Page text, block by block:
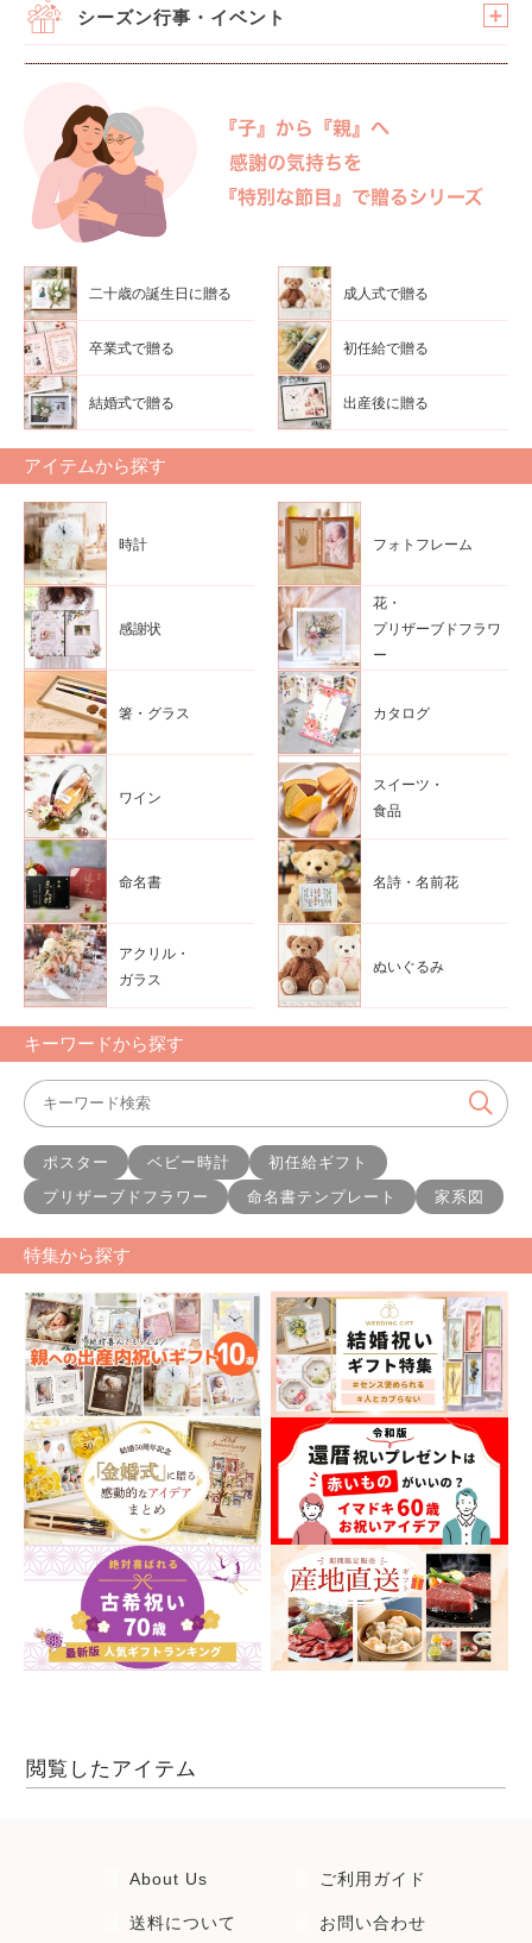
シーズン行事・イベント
二十歳の誕生日に贈る 成人式で贈る
卒業式で贈る 初任給で贈る
結婚式で贈る 出産後に贈る
アイテムから探す
時計 フォトフレーム
感謝状
花・
プリザーブドフラワ
ー
箸・グラス カタログ
ワイン
スイーツ・
食品
命名書 名詩・名前花
アクリル・
ガラス
ぬいぐるみ
キーワードから探す
ポスター ベビー時計
初任給ギフト
プリザーブドフラワー
命名書テンプレート 家系図
特集から探す
閲覧したアイテム
About Us ご利用ガイド
送料について お問い合わせ